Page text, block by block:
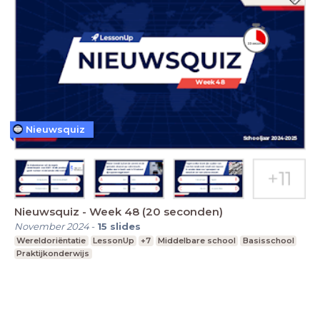
Nieuwsquiz - Week 48 (20 seconden)
November 2024- 15 slides
Wereldoriëntatie LessonUp +7 Middelbare school
Basisschool
Praktijkonderwijs
Nieuwsquiz